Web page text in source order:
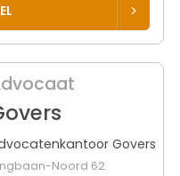
Govers
Noord 62